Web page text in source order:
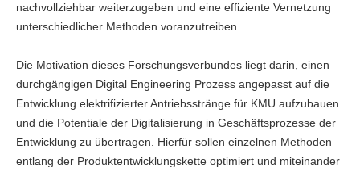
nachvollziehbar weiterzugeben und eine effiziente Vernetzung
unterschiedlicher Methoden voranzutreiben.
Die Motivation dieses Forschungsverbundes liegt darin, einen
durchgängigen Digital Engineering Prozess angepasst auf die
Entwicklung elektrifizierter Antriebsstränge für KMU aufzubauen
und die Potentiale der Digitalisierung in Geschäftsprozesse der
Entwicklung zu übertragen. Hierfür sollen einzelnen Methoden
entlang der Produktentwicklungskette optimiert und miteinander